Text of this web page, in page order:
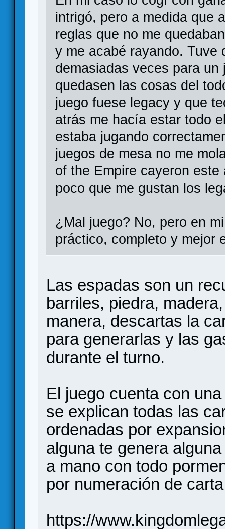
intrigó, pero a medida que
reglas que no me
y me acabé rayando. Tuve
demasiadas veces para
quedasen las cosas del
juego fuese legacy y que
atrás me hacía estar todo
estaba jugando
juegos de mesa no me
of the Empire cayeron
poco que me gustan los
¿Mal juego? No, pero en
práctico, completo y mejor
Las espadas son un
barriles, piedra,
manera, descartas la
para generarlas y las
durante el turno.
El juego cuenta con
se explican todas las
ordenadas por
alguna te genera
a mano con todo
por numeración de
https://